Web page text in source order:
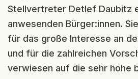
Stellvertreter Detlef Daubitz
anwesenden Bürger:innen.
für das große Interesse an
und für die zahlreichen
verwiesen auf die sehr hohe